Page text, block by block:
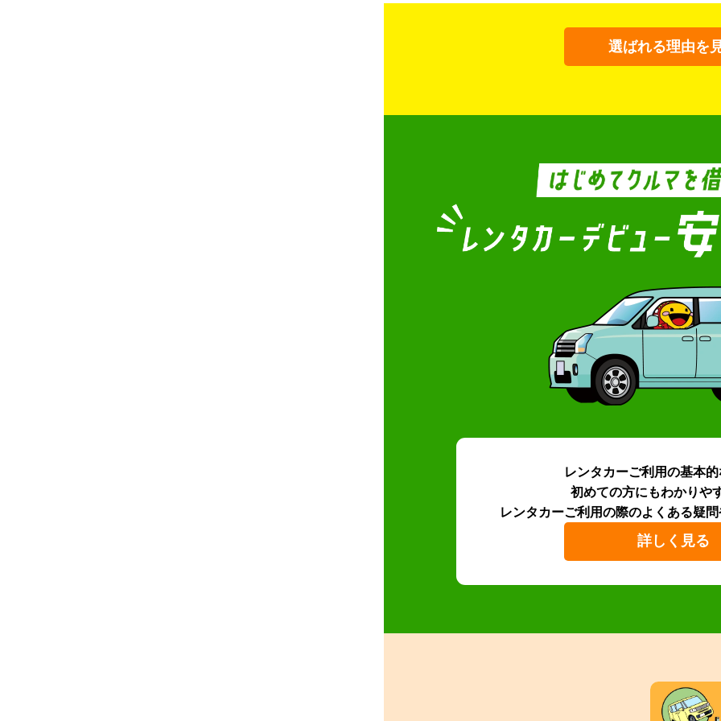
選ばれる理由を
レンタカーご利用の基本
初めての方にもわかりや
レンタカーご利用の際のよくある疑問
詳しく見る